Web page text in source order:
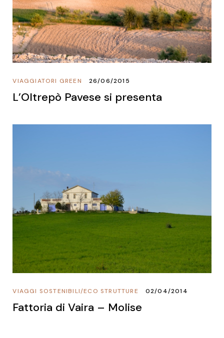
VIAGGIATORI GREEN 26/06/2015
L’Oltrepò Pavese si presenta
ECO STRUTTURE
/
VIAGGI SOSTENIBILI 02/04/2014
Fattoria di Vaira – Molise